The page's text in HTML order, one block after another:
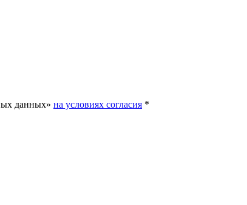
данных» на условиях согласия *